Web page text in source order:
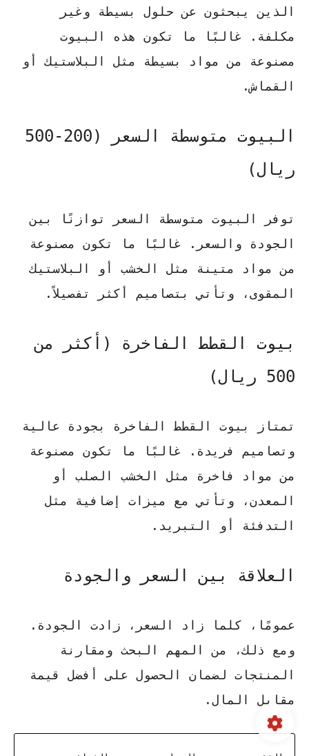
الذين يبحثون عن حلول بسيطة وغير
مكلفة. غالبًا ما تكون هذه البيوت
مصنوعة من مواد بسيطة مثل البلاستيك أو
القماش.
البيوت متوسطة السعر (200-500
ريال)
توفر البيوت متوسطة السعر توازنًا بين
الجودة والسعر. غالبًا ما تكون مصنوعة
من مواد متينة مثل الخشب أو البلاستيك
المقوى، وتأتي بتصاميم أكثر تفصيلاً.
بيوت القطط الفاخرة (أكثر من
500 ريال)
تمتاز بيوت القطط الفاخرة بجودة عالية
وتصاميم فريدة. غالبًا ما تكون مصنوعة
من مواد فاخرة مثل الخشب الصلب أو
المعدن، وتأتي مع ميزات إضافية مثل
التدفئة أو التبريد.
العلاقة بين السعر والجودة
عمومًا، كلما زاد السعر، زادت الجودة.
ومع ذلك، من المهم البحث ومقارنة
المنتجات لضمان الحصول على أفضل قيمة
مقابل المال.